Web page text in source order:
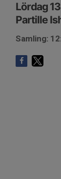
Lördag
Partille
Samling: